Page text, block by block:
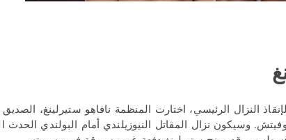
النزال الرئيسي، اختارت المنظمة نافاهو ستيرلينغ،
وسيكون نزال المقاتل النيوزيلندي أمام البولندي